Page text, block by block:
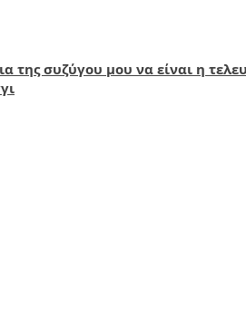
της συζύγου μου να είναι η